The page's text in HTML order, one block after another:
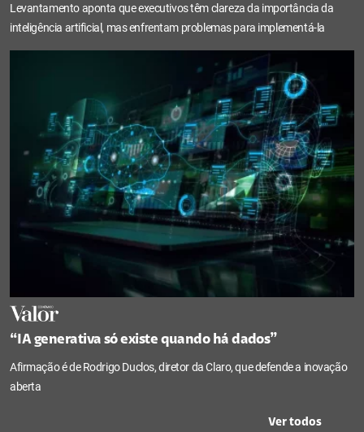
Levantamento aponta que executivos têm clareza da importância da
inteligência artificial, mas enfrentam problemas para implementá-la
“IA generativa só existe quando há dados”
Afirmação é de Rodrigo Duclos, diretor da Claro, que defende a inovação
aberta
Ver todos